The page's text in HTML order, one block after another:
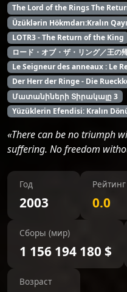
The Lord of the Rings The
Üzüklərin Hökmdarı:Kralın
LOTR3 - The Return of the King
ロード・オブ・ザ・リング／王の
Le Seigneur des anneaux : Le
Der Herr der Ringe - Die
Մատանիների Տիրակալը 3
Yüzüklerin Efendisi: Kralın
«There can be no triumph
suffering. No freedom
Год
2003
Рейтинг
0.0
Сборы (мир)
1 156 194 180 $
Возраст